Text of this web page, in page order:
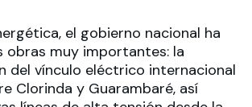
el gobierno nacional ha
obras muy importantes: la
del vínculo eléctrico internacional
Clorinda y Guarambaré, así